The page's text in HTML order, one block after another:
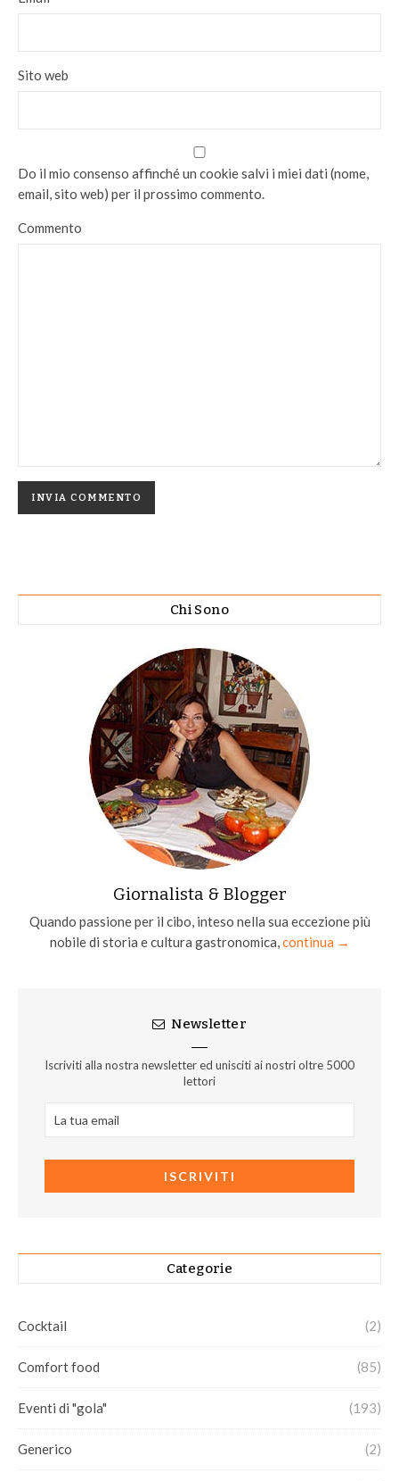
Sito web
Do il mio consenso affinché un cookie salvi i miei dati (nome,
email, sito web) per il prossimo commento.
Commento
Chi Sono
Giornalista & Blogger
Quando passione per il cibo, inteso nella sua eccezione più
nobile di storia e cultura gastronomica,continua →
Newsletter
Iscriviti alla nostra newsletter ed unisciti ai nostri oltre 5000
lettori
Categorie
Cocktail (2)
Comfort food (85)
Eventi di "gola" (193)
Generico (2)